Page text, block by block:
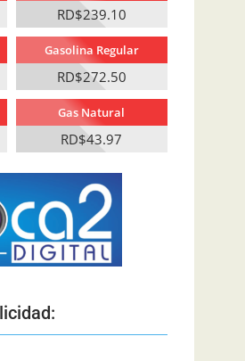
RD$239.10
Gasolina Regular
RD$272.50
Gas Natural
RD$43.97